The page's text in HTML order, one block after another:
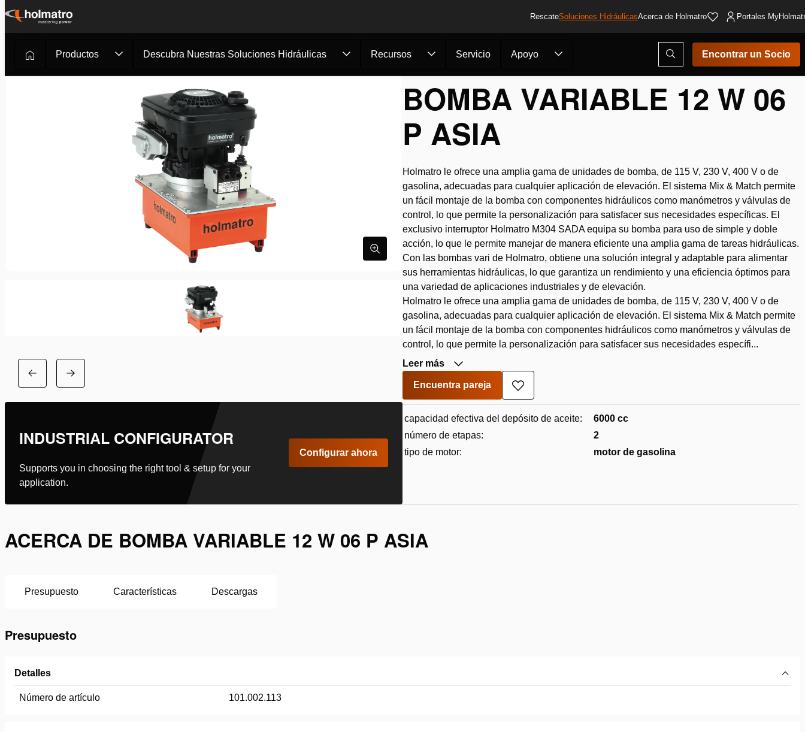
Ir
contenido
RescateSoluciones HidráulicasAcerca de Holmatro Portales
Productos Descubra Nuestras Soluciones Hidráulicas Recursos Servicio Apoyo
Abrir
ventana
modal
de
Encontrar un Socio
Soluciones Hidráulicas Elevación /Bombas Hidráulicas /Bomba variable 12...
INDUSTRIAL CONFIGURATOR
Supports you in choosing the right tool & setup for your
application.
Configurar ahora
BOMBA VARIABLE 12 W 06
P ASIA
Holmatro le ofrece una amplia gama de unidades de bomba, de 115 V, 230 V, 400 V o de
gasolina, adecuadas para cualquier aplicación de elevación. El sistema Mix & Match permite
un fácil montaje de la bomba con componentes hidráulicos como manómetros y válvulas de
control, lo que permite la personalización para satisfacer sus necesidades específicas. El
exclusivo interruptor Holmatro M304 SADA equipa su bomba para uso de simple y doble
acción, lo que le permite manejar de manera eficiente una amplia gama de tareas hidráulicas.
Con las bombas vari de Holmatro, obtiene una solución integral y adaptable para alimentar
sus herramientas hidráulicas, lo que garantiza un rendimiento y una eficiencia óptimos para
una variedad de aplicaciones industriales y de elevación.
Holmatro le ofrece una amplia gama de unidades de bomba, de 115 V, 230 V, 400 V o de
gasolina, adecuadas para cualquier aplicación de elevación. El sistema Mix & Match permite
un fácil montaje de la bomba con componentes hidráulicos como manómetros y válvulas de
control, lo que permite la personalización para satisfacer sus necesidades específi...
Leer más
Encuentra pareja
Añadir
a
lista
capacidad efectiva del depósito de aceite:
6000 cc
número de etapas:
2
tipo de motor:
motor de gasolina
ACERCA DE BOMBA VARIABLE 12 W 06 P ASIA
Presupuesto Características Descargas
Presupuesto
Detalles
Número de artículo 101.002.113